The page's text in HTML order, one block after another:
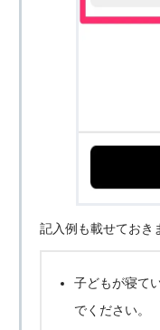
記入例も載せておき
子どもが寝て
でください。